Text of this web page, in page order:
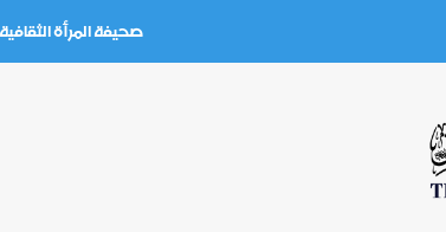
صحيفة المرأة الثقافية العدد (3) تموز 2026